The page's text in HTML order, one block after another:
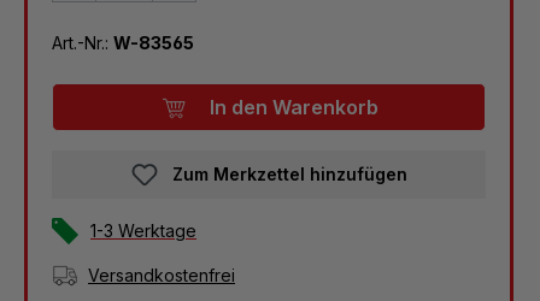
Art.-Nr.: W-83565
In den Warenkorb
Zum Merkzettel hinzufügen
1-3 Werktage
Versandkostenfrei